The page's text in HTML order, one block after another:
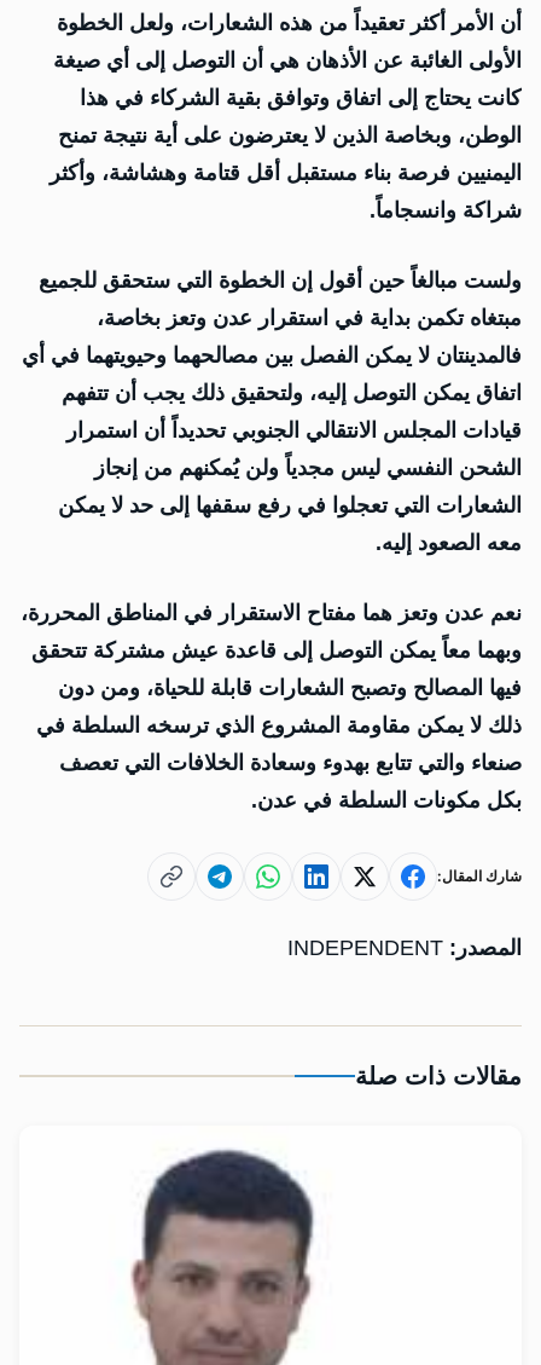
أن الأمر أكثر تعقيداً من هذه الشعارات، ولعل الخطوة
الأولى الغائبة عن الأذهان هي أن التوصل إلى أي صيغة
كانت يحتاج إلى اتفاق وتوافق بقية الشركاء في هذا
الوطن، وبخاصة الذين لا يعترضون على أية نتيجة تمنح
اليمنيين فرصة بناء مستقبل أقل قتامة وهشاشة، وأكثر
شراكة وانسجاماً.
ولست مبالغاً حين أقول إن الخطوة التي ستحقق للجميع
مبتغاه تكمن بداية في استقرار عدن وتعز بخاصة،
فالمدينتان لا يمكن الفصل بين مصالحهما وحيويتهما في أي
اتفاق يمكن التوصل إليه، ولتحقيق ذلك يجب أن تتفهم
قيادات المجلس الانتقالي الجنوبي تحديداً أن استمرار
الشحن النفسي ليس مجدياً ولن يُمكنهم من إنجاز
الشعارات التي تعجلوا في رفع سقفها إلى حد لا يمكن
معه الصعود إليه.
نعم عدن وتعز هما مفتاح الاستقرار في المناطق المحررة،
وبهما معاً يمكن التوصل إلى قاعدة عيش مشتركة تتحقق
فيها المصالح وتصبح الشعارات قابلة للحياة، ومن دون
ذلك لا يمكن مقاومة المشروع الذي ترسخه السلطة في
صنعاء والتي تتابع بهدوء وسعادة الخلافات التي تعصف
بكل مكونات السلطة في عدن.
شارك المقال:
المصدر:
مقالات ذات صلة